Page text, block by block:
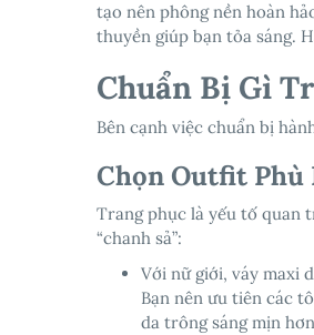
tạo nên phông nền hoàn
thuyền giúp bạn tỏa sáng.
Chuẩn Bị Gì
Bên cạnh việc chuẩn bị
Chọn Outfit Phù
Trang phục là yếu tố quan
“chanh sả”:
Với nữ giới, váy maxi
Bạn nên ưu tiên các
da trông sáng mịn